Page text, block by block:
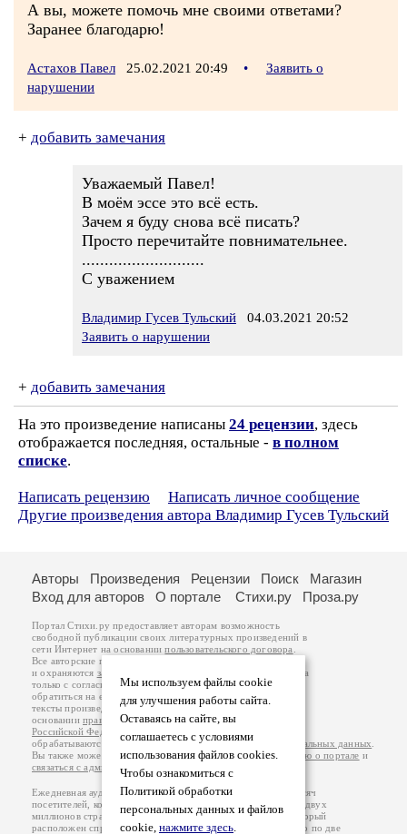
А вы, можете помочь мне своими ответами?
Заранее благодарю!
Астахов Павел 25.02.2021 20:49 •
Заявить о
нарушении
+ добавить замечания
Уважаемый Павел!
В моём эссе это всё есть.
Зачем я буду снова всё писать?
Просто перечитайте повнимательнее.
...........................
С уважением
Владимир Гусев Тульский 04.03.2021 20:52
Заявить о нарушении
+ добавить замечания
На это произведение написаны 24 рецензии, здесь
отображается последняя, остальные - в полном
списке.
Написать рецензию
Написать личное сообщение
Другие произведения автора Владимир Гусев Тульский
Мы используем файлы cookie
для улучшения работы сайта.
Оставаясь на сайте, вы
соглашаетесь с условиями
использования файлов cookies.
Чтобы ознакомиться с
Политикой обработки
персональных данных и файлов
cookie, нажмите здесь.
Авторы Произведения Рецензии Поиск
Магазин
Вход для авторов
О портале Стихи.ру Проза.ру
Портал Стихи.ру предоставляет авторам возможность
свободной публикации своих литературных произведений в
сети Интернет на основаниипользовательского договора
Все авторские права на произведения принадлежат авторам
и охраняются законом
. Перепечатка произведений возможна
только с согласия его автора, к которому вы можете
обратиться на его авторской странице. Ответственность за
тексты произведений авторы несут самостоятельно на
основанииправил публикацииизаконодательства
Российской Федерации
обрабатываются на основанииПолитики обработки персональных данных
Вы также можете посмотреть более подробнуюинформацию о портале и
связаться с администрацией
Ежедневная аудитория портала Стихи.ру – порядка 200 тысяч
посетителей, которые в общей сумме просматривают более двух
миллионов страниц по данным счетчика посещаемости, который
расположен справа от этого текста. В каждой графе указано по две